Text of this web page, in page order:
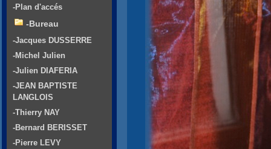
-Plan d'accés
-Bureau
-Jacques DUSSERRE
-Michel Julien
-Julien DIAFERIA
-JEAN BAPTISTE
LANGLOIS
-Thierry NAY
-Bernard BERISSET
-Pierre LEVY